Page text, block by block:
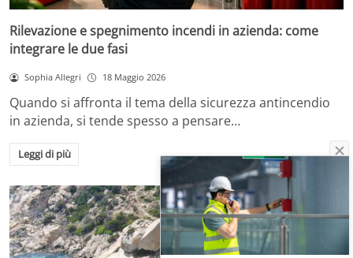
Rilevazione e spegnimento incendi in azienda: come
integrare le due fasi
Sophia Allegri 18 Maggio 2026
Quando si affronta il tema della sicurezza antincendio
in azienda, si tende spesso a pensare…
Leggi di più